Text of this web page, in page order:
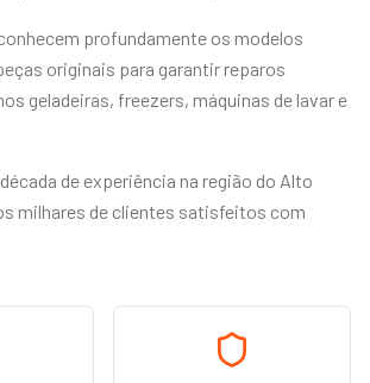
profundamente os modelos
originais para garantir reparos
geladeiras, freezers, máquinas de lavar e
de experiência na região do Alto
milhares de clientes satisfeitos com